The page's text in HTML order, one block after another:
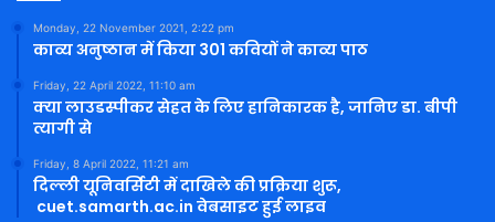
Monday, 22 November 2021, 2:22 pm
काव्य अनुष्ठान में किया 301 कवियों ने काव्य पाठ
Friday, 22 April 2022, 11:10 am
क्या लाउडस्पीकर सेहत के लिए हानिकारक है, जानिए डा. बीपी
त्यागी से
Friday, 8 April 2022, 11:21 am
दिल्ली यूनिवर्सिटी में दाखिले की प्रक्रिया शुरू,
cuet.samarth.ac.in वेबसाइट हुई लाइव